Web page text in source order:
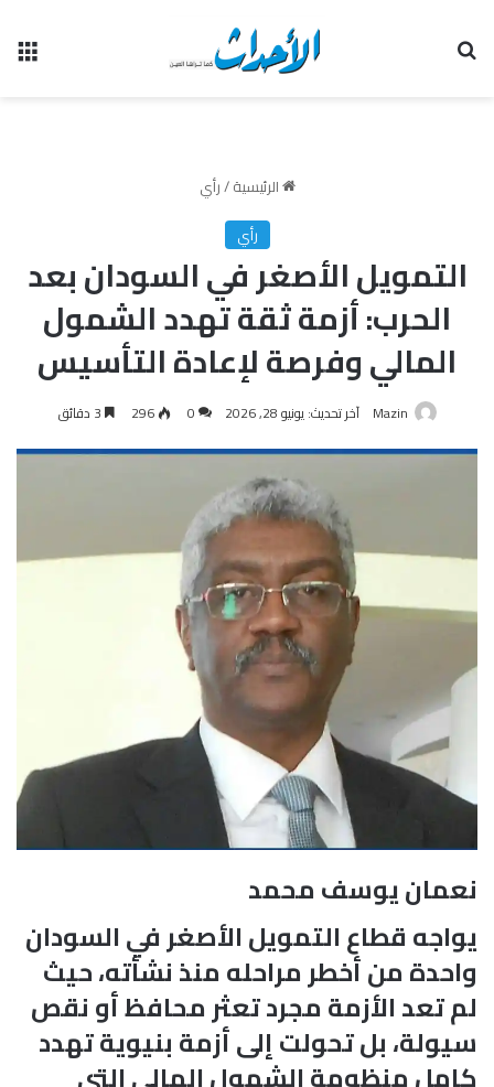
الرئيسية/رأي
رأي
التمويل الأصغر في السودان بعد
الحرب: أزمة ثقة تهدد الشمول
المالي وفرصة لإعادة التأسيس
Mazin آخر تحديث: يونيو 28, 2026 0
296
نعمان يوسف محمد
يواجه قطاع التمويل الأصغر في السودان
واحدة من أخطر مراحله منذ نشأته، حيث
لم تعد الأزمة مجرد تعثر محافظ أو نقص
سيولة، بل تحولت إلى أزمة بنيوية تهدد